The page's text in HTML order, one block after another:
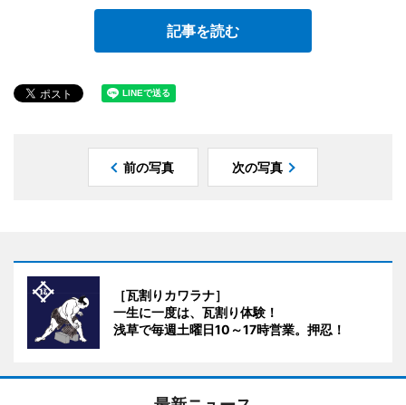
記事を読む
前の写真 次の写真
［瓦割りカワラナ］
一生に一度は、瓦割り体験！
浅草で毎週土曜日10～17時営業。押忍！